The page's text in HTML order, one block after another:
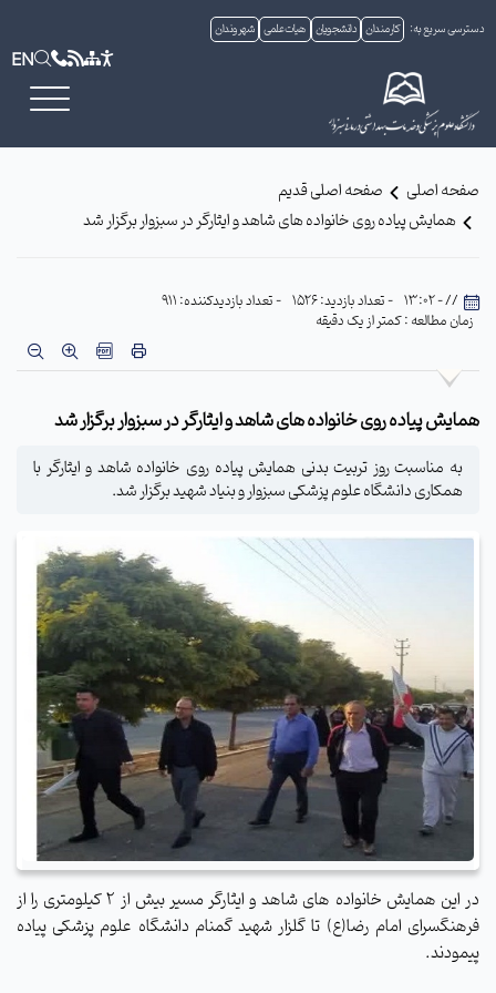
دسترسی سریع به: کارمندان دانشجویان هیات علمی شهروندان
EN
صفحه اصلی
صفحه اصلی قدیم
همایش پیاده روی خانواده های شاهد و ایثارگر در سبزوار برگزار شد
// - 13:02 - تعداد بازدید: 1526
- تعداد بازدیدکننده: 911
زمان مطالعه : کمتر از یک دقیقه
همایش پیاده روی خانواده های شاهد و ایثارگر در سبزوار برگزار شد
به مناسبت روز تربیت بدنی همایش پیاده روی خانواده شاهد و ایثارگر با
همکاری دانشگاه علوم پزشکی سبزوار و بنیاد شهید برگزار شد.
در این همایش خانواده های شاهد و ایثارگر مسیر بیش از ۲ کیلومتری را از
فرهنگسرای امام رضا(ع) تا گلزار شهید گمنام دانشگاه علوم پزشکی پیاده
پیمودند.